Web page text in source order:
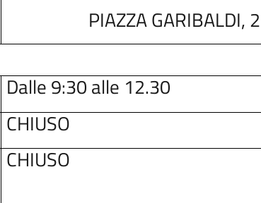
PIAZZA GARIBALDI, 2
Dalle 9:30 alle 12.30
CHIUSO
CHIUSO